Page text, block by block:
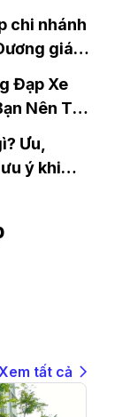
chi nhánh
giá
Đạp Xe
Nên Thử
Ưu,
ý khi
tất cả